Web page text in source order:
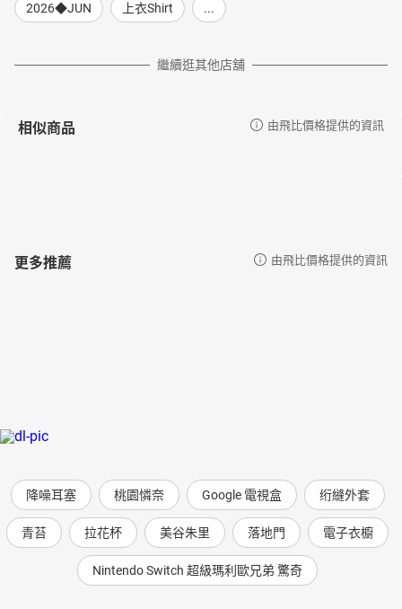
2026◆JUN 上衣Shirt ...
繼續逛其他店舖
相似商品 由飛比價格提供的資訊
更多推薦 由飛比價格提供的資訊
降噪耳塞 桃園憐奈 Google 電視盒 绗縫外套
青苔 拉花杯 美谷朱里 落地門 電子衣櫥
Nintendo Switch 超級瑪利歐兄弟 驚奇